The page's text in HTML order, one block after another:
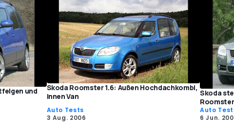
und
Skoda Roomster 1.6: Außen Hochdachkombi,
innen Van
Auto Tests
3 Aug. 2006
Skoda
Auto
6 Jun.